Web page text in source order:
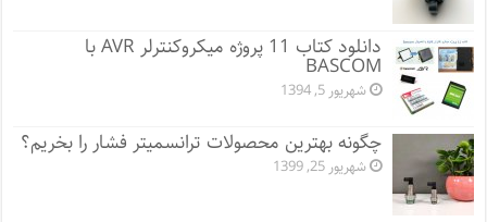
دانلود کتاب 11 پروژه میکروکنترلر AVR با
BASCOM
شهریور 5, 1394
چگونه بهترین محصولات ترانسمیتر فشار را بخریم؟
شهریور 25, 1399